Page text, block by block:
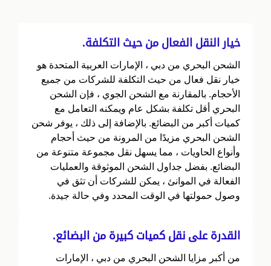
خيار النقل الفعال من حيث التكلفة.
الشحن البحري من دبي ، الإمارات العربية المتحدة هو
خيار نقل فعال من حيث التكلفة للشركات من جميع
الأحجام. بالمقارنة مع الشحن الجوي ، فإن الشحن
البحري أقل تكلفة بشكل عام ويمكنه التعامل مع
كميات أكبر من البضائع. بالإضافة إلى ذلك ، يوفر شحن
الشحن البحري مزيدًا من المرونة من حيث أحجام
وأنواع الحاويات ، مما يسهل نقل مجموعة متنوعة من
البضائع. بفضل جداول الشحن الموثوقة والعمليات
الفعالة في الموانئ ، يمكن للشركات أن تثق في
وصول حمولتها في الوقت المحدد وفي حالة جيدة.
القدرة على نقل كميات كبيرة من البضائع.
من أكبر مزايا الشحن البحري من دبي ، الإمارات